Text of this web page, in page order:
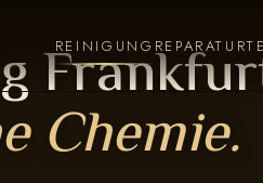
REINIGUNG REPARATUR
Chemie.